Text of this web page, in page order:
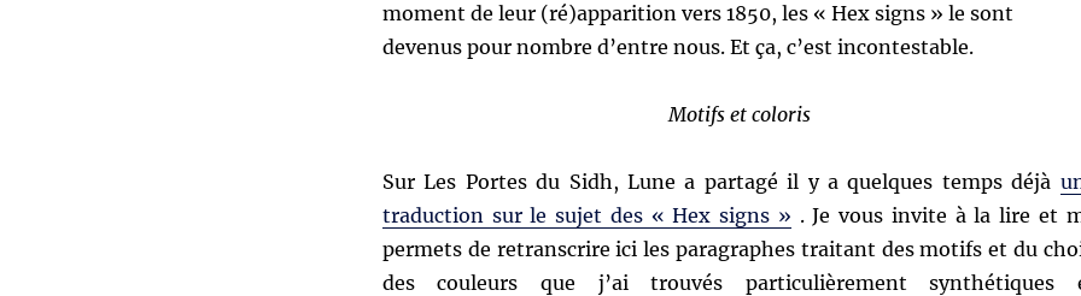
moment de leur (ré)apparition vers 1850, les « Hex signs » le sont
devenus pour nombre d’entre nous. Et ça, c’est incontestable.
Motifs et coloris
Sur Les Portes du Sidh, Lune a partagé il y a quelques temps déjà
traduction sur le sujet des « Hex signs » . Je vous invite à la lire et
permets de retranscrire ici les paragraphes traitant des motifs et du
des couleurs que j’ai trouvés particulièrement synthétiques